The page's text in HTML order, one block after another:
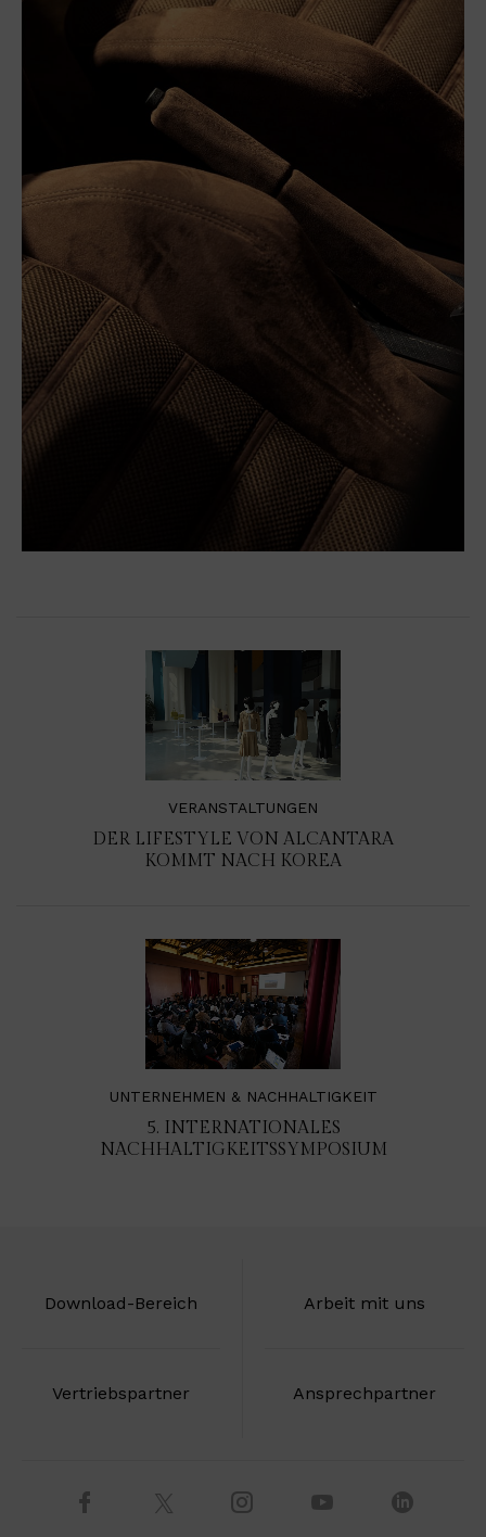
VERANSTALTUNGEN
DER LIFESTYLE VON ALCANTARA
KOMMT NACH KOREA
UNTERNEHMEN & NACHHALTIGKEIT
5. INTERNATIONALES
NACHHALTIGKEITSSYMPOSIUM
Download-Bereich Arbeit mit uns
Vertriebspartner Ansprechpartner